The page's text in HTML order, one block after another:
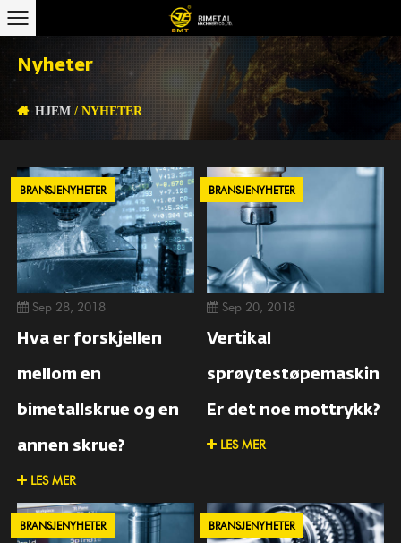
Nyheter
HJEM /NYHETER
BRANSJENYHETER
Sep 28, 2018
Hva er forskjellen
mellom en
bimetallskrue og en
annen skrue?
LES MER
BRANSJENYHETER
Sep 20, 2018
Vertikal
sprøytestøpemaskin
Er det noe mottrykk?
LES MER
BRANSJENYHETER BRANSJENYHETER